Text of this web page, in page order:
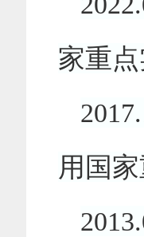
家重
用国